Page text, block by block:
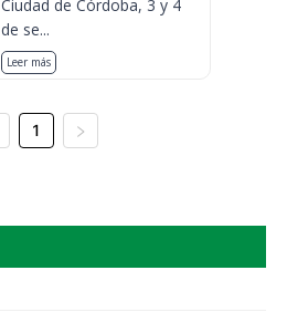
Ciudad de Córdoba, 3 y 4
de se...
Leer más
1